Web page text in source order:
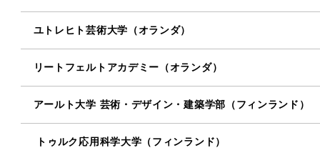
ユトレヒト芸術大学（オランダ）
リートフェルトアカデミー（オランダ）
アールト大学 芸術・デザイン・建築学部（フィンランド）
トゥルク応用科学大学（フィンランド）